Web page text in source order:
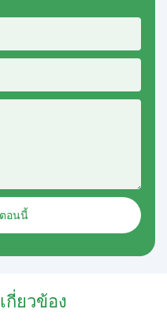
อนนี้
ยวข้อง